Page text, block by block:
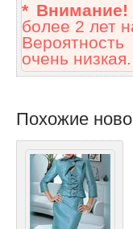
* Внимание!
более 2 лет
очень низкая.
Похожие